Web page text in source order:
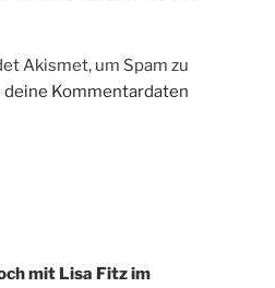
Akismet, um Spam zu
deine Kommentardaten
mit Lisa Fitz im